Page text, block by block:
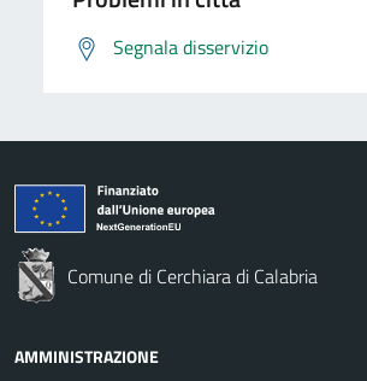
Segnala disservizio
Comune di Cerchiara di Calabria
AMMINISTRAZIONE